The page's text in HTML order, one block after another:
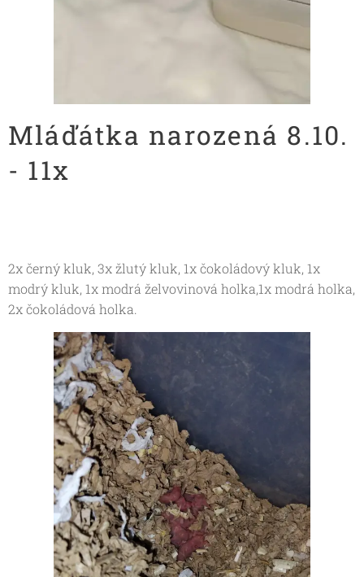
Mláďátka narozená 8.10.
- 11x
2x černý kluk, 3x žlutý kluk, 1x čokoládový kluk, 1x
modrý kluk, 1x modrá želvovinová holka,1x modrá holka,
2x čokoládová holka.